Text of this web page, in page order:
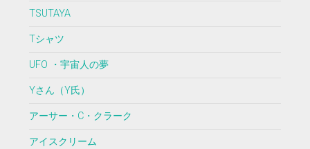
TSUTAYA
Tシャツ
UFO ・宇宙人の夢
Yさん（Y氏）
アーサー・C・クラーク
アイスクリーム